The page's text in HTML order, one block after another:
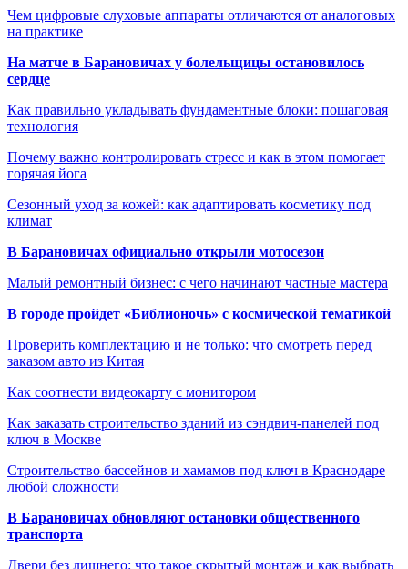
Чем цифровые слуховые аппараты отличаются от аналоговых
на практике
На матче в Барановичах у болельщицы остановилось
сердце
Как правильно укладывать фундаментные блоки: пошаговая
технология
Почему важно контролировать стресс и как в этом помогает
горячая йога
Сезонный уход за кожей: как адаптировать косметику под
климат
В Барановичах официально открыли мотосезон
Малый ремонтный бизнес: с чего начинают частные мастера
В городе пройдет «Библионочь» с космической тематикой
Проверить комплектацию и не только: что смотреть перед
заказом авто из Китая
Как соотнести видеокарту с монитором
Как заказать строительство зданий из сэндвич-панелей под
ключ в Москве
Строительство бассейнов и хамамов под ключ в Краснодаре
любой сложности
В Барановичах обновляют остановки общественного
транспорта
Двери без лишнего: что такое скрытый монтаж и как выбрать